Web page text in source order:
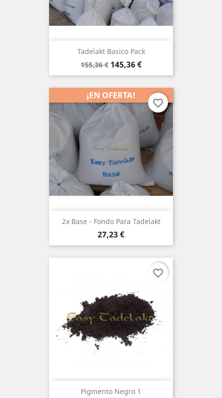
Tadelakt Basico Pack
Precio
base
155,36 € Precio
145,36 €
2x Base - Fondo Para Tadelakt
Precio
27,23 €
¡EN OFERTA!
favorite_border
Pigmento Negro 1
favorite_border